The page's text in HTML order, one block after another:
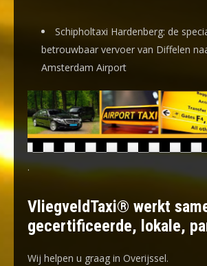
Schipholtaxi Hardenberg: de
betrouwbaar vervoer van Diffelen
Amsterdam Airport
.
VliegveldTaxi® werkt
gecertificeerde, lokale,
Wij helpen u graag in Overijssel.